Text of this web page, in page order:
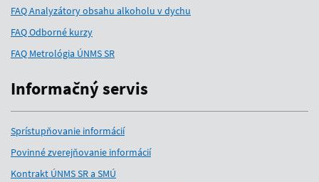
FAQ Analyzátory obsahu alkoholu v dychu
FAQ Odborné kurzy
FAQ Metrológia ÚNMS SR
Informačný servis
Sprístupňovanie informácií
Povinné zverejňovanie informácií
Kontrakt ÚNMS SR a SMÚ